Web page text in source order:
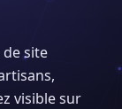
site
visible sur